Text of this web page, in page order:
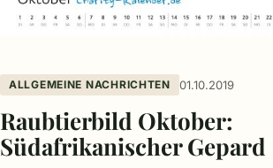
ALLGEMEINE NACHRICHTEN 01.10.2019
Raubtierbild Oktober:
Südafrikanischer Gepard